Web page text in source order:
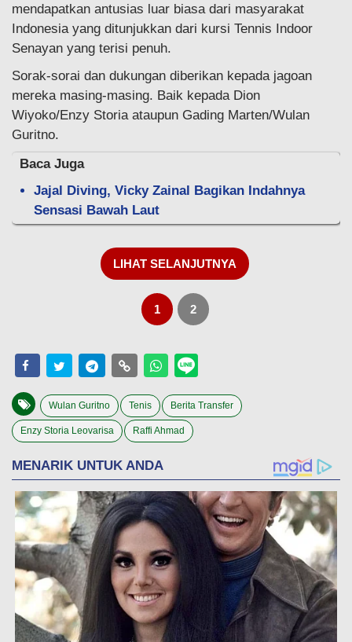
mendapatkan antusias luar biasa dari masyarakat
Indonesia yang ditunjukkan dari kursi Tennis Indoor
Senayan yang terisi penuh.
Sorak-sorai dan dukungan diberikan kepada jagoan
mereka masing-masing. Baik kepada Dion
Wiyoko/Enzy Storia ataupun Gading Marten/Wulan
Guritno.
Baca Juga
Jajal Diving, Vicky Zainal Bagikan Indahnya
Sensasi Bawah Laut
LIHAT SELANJUTNYA
1 2
Wulan Guritno Tenis Berita Transfer
Enzy Storia Leovarisa Raffi Ahmad